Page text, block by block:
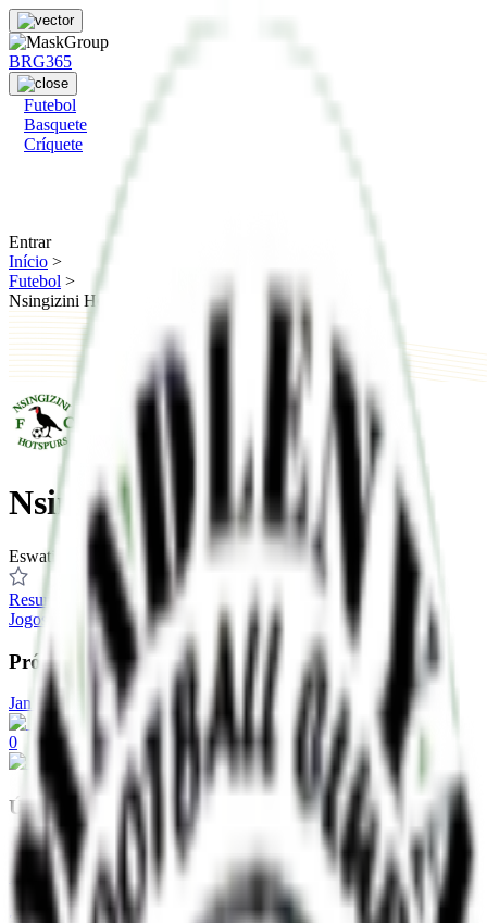
BRG365
Futebol
Basquete
Críquete
Entrar
Início >
Futebol >
Nsingizini Hotspurs
Nsingizini Hotspurs
Eswatini
Resumo
Jogos
Classificação Estatísticas Elenco Transferências
Próximo jogo
Jan 1, 1970
0
Últimos 5 jogos
1-